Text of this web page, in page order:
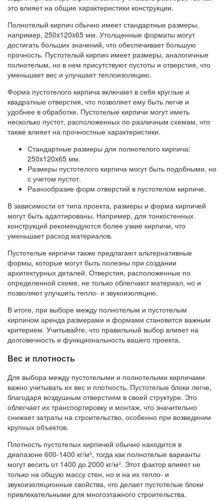
это влияет на общие характеристики конструкции.
Полнотелый кирпич обычно имеет стандартные размеры,
например, 250x120x65 мм. Утолщенные форматы могут
достигать больших значений, что обеспечивает большую
прочность. Пустотелый кирпич имеет размеры, аналогичные
полнотелым, но в нем присутствуют пустоты и отверстия, что
уменьшает вес и улучшает теплоизоляцию.
Форма пустотелого кирпича включает в себя круглые и
квадратные отверстия, что позволяет ему быть легче и
удобнее в обработке. Пустотелые кирпичи могут иметь
несколько пустот, расположенных по различным схемам, что
также влияет на прочностные характеристики.
Стандартные размеры для полнотелого кирпича:
250x120x65 мм.
Размеры пустотелого кирпича могут быть подобными, но
с учетом пустот.
Разнообразие форм отверстий в пустотелом кирпиче.
В зависимости от типа проекта, размеры и форма кирпичей
могут быть адаптированы. Например, для тонкостенных
конструкций рекомендуются более узкие кирпичи, что
уменьшает расход материалов.
Пустотелые кирпичи также предлагают альтернативные
формы, которые могут быть полезны при создании
архитектурных деталей. Отверстия, расположенные по
определенной схеме, не только облегчают материал, но и
позволяют улучшить тепло- и звукоизоляцию.
В итоге, при выборе между полнотелым и пустотелым
кирпичом аренда размерами и формами становится важным
критерием. Учитывайте, что правильный выбор влияет на
долговечность и функциональность вашего проекта.
Вес и плотность
Для выбора между пустотелыми и полнотелыми кирпичами
важно учитывать их вес и плотность. Пустотелые блоки легче,
благодаря воздушным отверстиям в своей структуре. Это
облегчает их транспортировку и монтаж, что значительно
снижает затраты на строительство, особенно при возведении
крупных объектов.
Плотность пустотелых кирпичей обычно находится в
диапазоне 600-1400 кг/м³, тогда как полнотелые варианты
могут весить от 1400 до 2000 кг/м³. Этот фактор влияет не
только на общую массу стен, но и на их тепло- и
звукоизоляционные свойства, что делает пустотелые блоки
привлекательными для многоэтажного строительства.